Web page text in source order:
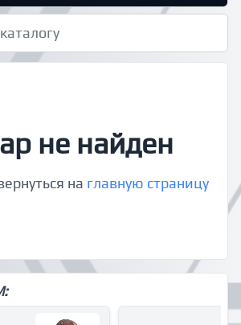
не найден
на главную страницу